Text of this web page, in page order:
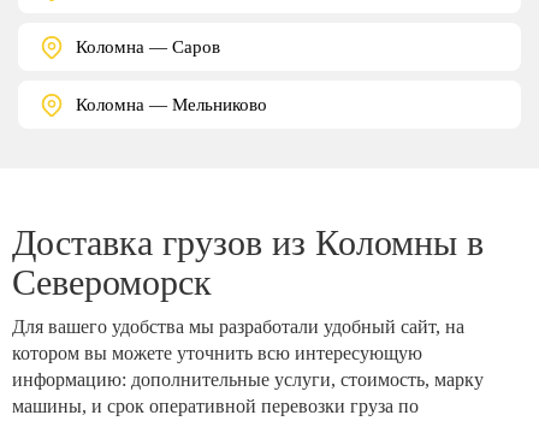
Коломна — Саров
Коломна — Мельниково
Доставка грузов из Коломны в
Североморск
Для вашего удобства мы разработали удобный сайт, на
котором вы можете уточнить всю интересующую
информацию: дополнительные услуги, стоимость, марку
машины, и срок оперативной перевозки груза по